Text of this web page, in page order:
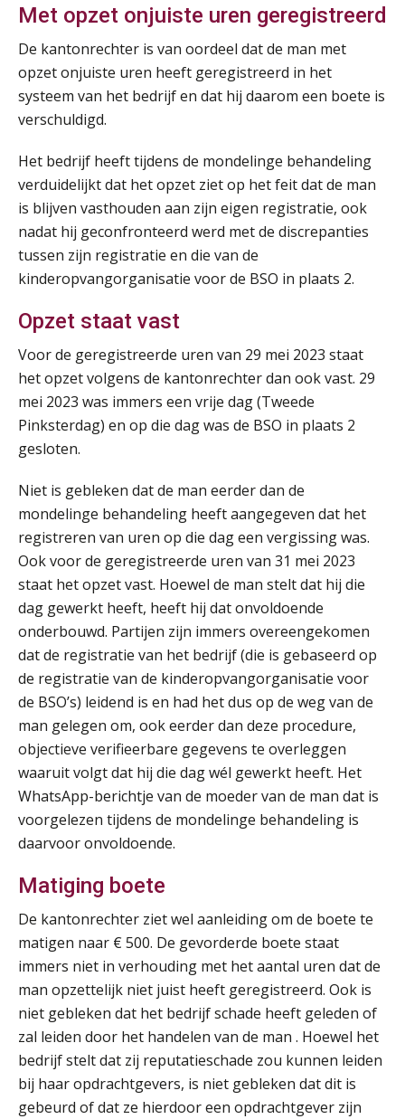
Met opzet onjuiste uren geregistreerd
De kantonrechter is van oordeel dat de man met
opzet onjuiste uren heeft geregistreerd in het
systeem van het bedrijf en dat hij daarom een boete is
verschuldigd.
Het bedrijf heeft tijdens de mondelinge behandeling
verduidelijkt dat het opzet ziet op het feit dat de man
is blijven vasthouden aan zijn eigen registratie, ook
nadat hij geconfronteerd werd met de discrepanties
tussen zijn registratie en die van de
kinderopvangorganisatie voor de BSO in plaats 2.
Opzet staat vast
Voor de geregistreerde uren van 29 mei 2023 staat
het opzet volgens de kantonrechter dan ook vast. 29
mei 2023 was immers een vrije dag (Tweede
Pinksterdag) en op die dag was de BSO in plaats 2
gesloten.
Niet is gebleken dat de man eerder dan de
mondelinge behandeling heeft aangegeven dat het
registreren van uren op die dag een vergissing was.
Ook voor de geregistreerde uren van 31 mei 2023
staat het opzet vast. Hoewel de man stelt dat hij die
dag gewerkt heeft, heeft hij dat onvoldoende
onderbouwd. Partijen zijn immers overeengekomen
dat de registratie van het bedrijf (die is gebaseerd op
de registratie van de kinderopvangorganisatie voor
de BSO’s) leidend is en had het dus op de weg van de
man gelegen om, ook eerder dan deze procedure,
objectieve verifieerbare gegevens te overleggen
waaruit volgt dat hij die dag wél gewerkt heeft. Het
WhatsApp-berichtje van de moeder van de man dat is
voorgelezen tijdens de mondelinge behandeling is
daarvoor onvoldoende.
Matiging boete
De kantonrechter ziet wel aanleiding om de boete te
matigen naar € 500. De gevorderde boete staat
immers niet in verhouding met het aantal uren dat de
man opzettelijk niet juist heeft geregistreerd. Ook is
niet gebleken dat het bedrijf schade heeft geleden of
zal leiden door het handelen van de man . Hoewel het
bedrijf stelt dat zij reputatieschade zou kunnen leiden
bij haar opdrachtgevers, is niet gebleken dat dit is
gebeurd of dat ze hierdoor een opdrachtgever zijn
26
AUG
MOCuitgevers
27
28
AUG
Online Vakopleiding Payroll Services (VPS)
MOCuitgevers
28
AUG
Opfriscursus VPS (NIRPA PE)
Markus Verbeek Praehep
31
AUG
Markus Verbeek Praehep
01
SEP
MOCuitgevers
SEP
MOCuitgevers
SEP
Online cursus Bedingen in de arbeidsovereenkomst
MOCuitgevers
08
SEP
Online Excel training voor de salarisadministrateur (verdieping)
MOCuitgevers
08
SEP
MOCuitgevers
09
SEP
Cursus Samenwerken financiële- en salarisadministratie
MOCuitgevers
16
17
Training Grenzen aangeven met zelfvertrouwen en respect
MOCuitgevers
17
SEP
Online cursus Auto, fiets en OV in de salarisadministratie
MOCuitgevers
17
SEP
Praktijkdiploma loonadministratie (PDL)
SD Worx